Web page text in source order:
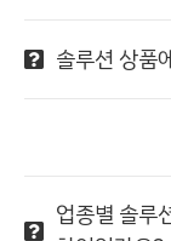
솔루션 상품
업종별 솔루